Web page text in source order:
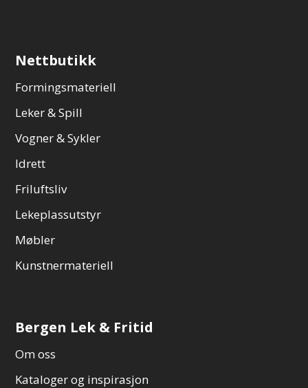
Nettbutikk
Formingsmateriell
Leker & Spill
Vogner & Sykler
Idrett
Friluftsliv
Lekeplassutstyr
Møbler
Kunstnermateriell
Bergen Lek & Fritid
Om oss
Kataloger og inspirasjon